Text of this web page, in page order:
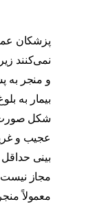
پزشکان
نمی‌کنند
و منجر به
بیمار به
شکل صورت
عجیب و
مجاز
معمولاً